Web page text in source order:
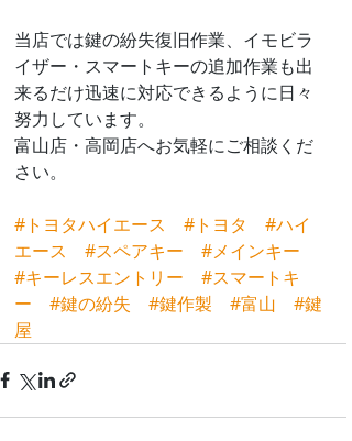
当店では鍵の紛失復旧作業、イモビラ
イザー・スマートキーの追加作業も出
来るだけ迅速に対応できるように日々
努力しています。
富山店・高岡店へお気軽にご相談くだ
さい。
#トヨタハイエース #トヨタ
#ハイ
エース
#スペアキー
#メインキー
#キーレスエントリー
#スマートキ
ー
#鍵の紛失 #鍵作製 #富山
#鍵
屋